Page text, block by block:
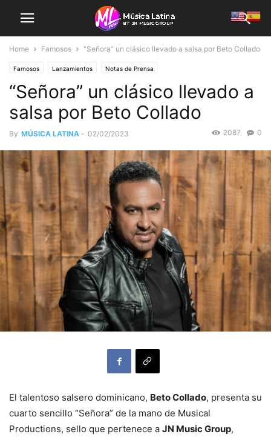
Home Famosos “Señora” un clásico llevado a salsa por Beto Collado
Famosos Lanzamientos Notas de Prensa
“Señora” un clásico llevado a
salsa por Beto Collado
By MÚSICA LATINA - 02/02/2023 0
2087
El talentoso salsero dominicano, Beto Collado, presenta su
cuarto sencillo “Señora” de la mano de Musical
Productions, sello que pertenece a JN Music Group,